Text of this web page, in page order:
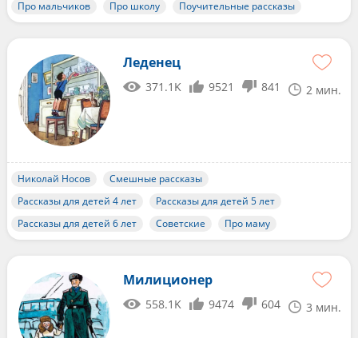
Про мальчиков
Про школу Поучительные рассказы
Леденец
371.1K 9521 841 2 мин.
Николай Носов
Смешные рассказы
Рассказы для детей 4 лет
Рассказы для детей 5 лет
Рассказы для детей 6 лет
Советские Про маму
Милиционер
558.1K 9474 604 3 мин.